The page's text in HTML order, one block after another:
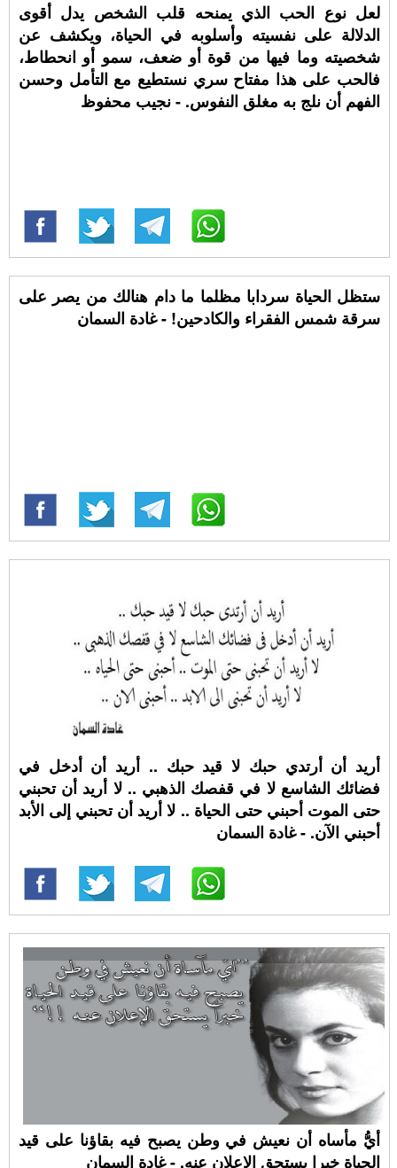
لعل نوع الحب الذي يمنحه قلب الشخص يدل أقوى
الدلالة على نفسيته وأسلوبه في الحياة، ويكشف عن
شخصيته وما فيها من قوة أو ضعف، سمو أو انحطاط،
فالحب على هذا مفتاح سري نستطيع مع التأمل وحسن
الفهم أن نلج به مغلق النفوس. - نجيب محفوظ
ستظل الحياة سردابا مظلما ما دام هنالك من يصر على
سرقة شمس الفقراء والكادحين! - غادة السمان
أريد أن أرتدي حبك لا قيد حبك .. أريد أن أدخل في
فضائك الشاسع لا في قفصك الذهبي .. لا أريد أن تحبني
حتى الموت أحبني حتى الحياة .. لا أريد أن تحبني إلى الأبد
أحبني الآن. - غادة السمان
أيُّ مأساه أن نعيش في وطن يصبح فيه بقاؤنا على قيد
الحياة خبرا يستحق الإعلان عنه. - غادة السمان